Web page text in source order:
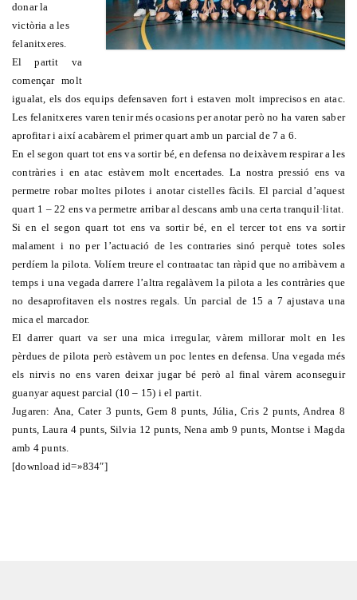
donar la
victòria a les
felanitxeres.
El partit va
començar molt
igualat, els dos equips defensaven fort i estaven molt imprecisos en atac.
Les felanitxeres varen tenir més ocasions per anotar però no ha varen saber
aprofitar i així acabàrem el primer quart amb un parcial de 7 a 6.
En el segon quart tot ens va sortir bé, en defensa no deixàvem respirar a les
contràries i en atac estàvem molt encertades. La nostra pressió ens va
permetre robar moltes pilotes i anotar cistelles fàcils. El parcial d’aquest
quart 1 – 22 ens va permetre arribar al descans amb una certa tranquil·litat.
Si en el segon quart tot ens va sortir bé, en el tercer tot ens va sortir
malament i no per l’actuació de les contraries sinó perquè totes soles
perdíem la pilota. Volíem treure el contraatac tan ràpid que no arribàvem a
temps i una vegada darrere l’altra regalàvem la pilota a les contràries que
no desaprofitaven els nostres regals. Un parcial de 15 a 7 ajustava una
mica el marcador.
El darrer quart va ser una mica irregular, vàrem millorar molt en les
pèrdues de pilota però estàvem un poc lentes en defensa. Una vegada més
els nirvis no ens varen deixar jugar bé però al final vàrem aconseguir
guanyar aquest parcial (10 – 15) i el partit.
Jugaren: Ana, Cater 3 punts, Gem 8 punts, Júlia, Cris 2 punts, Andrea 8
punts, Laura 4 punts, Silvia 12 punts, Nena amb 9 punts, Montse i Magda
amb 4 punts.
[download id=»834″]